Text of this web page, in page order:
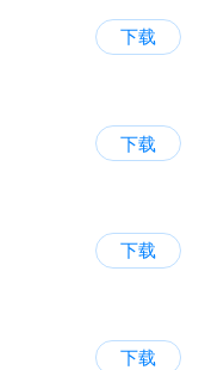
下载
下载
下载
下载